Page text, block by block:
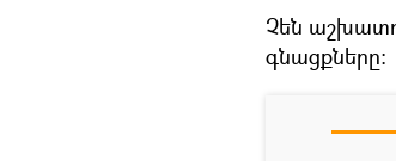
Չեն
գնացքները: